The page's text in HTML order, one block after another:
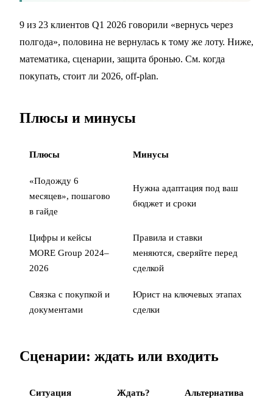
9 из 23 клиентов Q1 2026 говорили «вернусь через
полгода», половина не вернулась к тому же лоту. Ниже,
математика, сценарии, защита бронью. См. когда
покупать, стоит ли 2026, off-plan.
Плюсы и минусы
Плюсы Минусы
«Подожду 6
месяцев», пошагово
в гайде
Нужна адаптация под ваш
бюджет и сроки
Цифры и кейсы
MORE Group 2024–
2026
Правила и ставки
меняются, сверяйте перед
сделкой
Связка с покупкой и
документами
Юрист на ключевых этапах
сделки
Сценарии: ждать или входить
Ситуация Ждать? Альтернатива